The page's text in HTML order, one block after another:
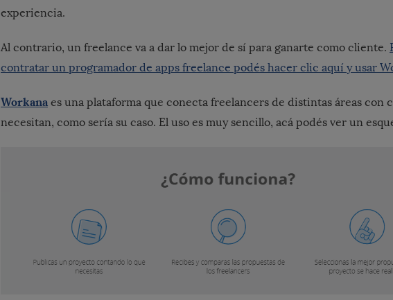
experiencia.
Al contrario, un freelance va a dar lo mejor de sí para ganarte como cliente.
contratar un programador de apps freelance podés hacer clic aquí y usar
Workana es una plataforma que conecta freelancers de distintas áreas con
necesitan, como sería su caso. El uso es muy sencillo, acá podés ver un